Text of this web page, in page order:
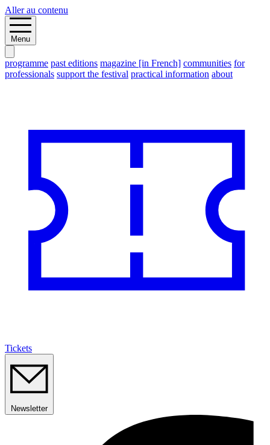
Aller au contenu
Menu
programme past editions magazine [in French] communities for
professionals support the festival practical information about
Tickets
Newsletter